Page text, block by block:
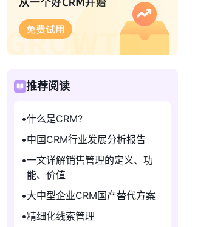
推荐阅读
什么是CRM?
中国CRM行业发展分析报告
一文详解销售管理的定义、功
能、价值
大中型企业CRM国产替代方案
精细化线索管理